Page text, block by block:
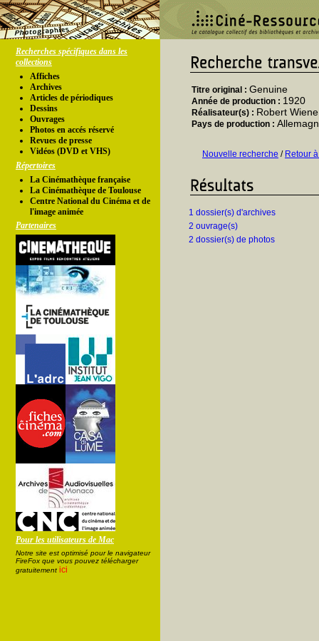
Recherches spécifiques dans les
collections
Affiches
Archives
Articles de périodiques
Dessins
Ouvrages
Photos en accés réservé
Revues de presse
Vidéos (DVD et VHS)
Répertoires
La Cinémathèque française
La Cinémathèque de Toulouse
Centre National du Cinéma et de
l'image animée
Partenaires
Pour les utilisateurs de Mac
Notre site est optimisé pour le navigateur
FireFox que vous pouvez télécharger
gratuitement ici
Titre original : Genuine
Année de production : 1920
Réalisateur(s) : Robert Wiene
Pays de production :
Nouvelle recherche / Retour
1 dossier(s) d'archives
2 ouvrage(s)
2 dossier(s) de photos